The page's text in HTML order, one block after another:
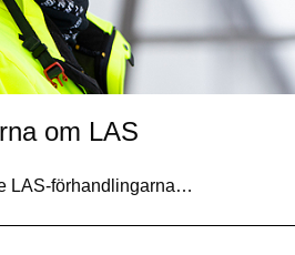
om LAS
LAS-förhandlingarna…